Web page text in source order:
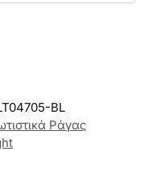
BL
Ράγας